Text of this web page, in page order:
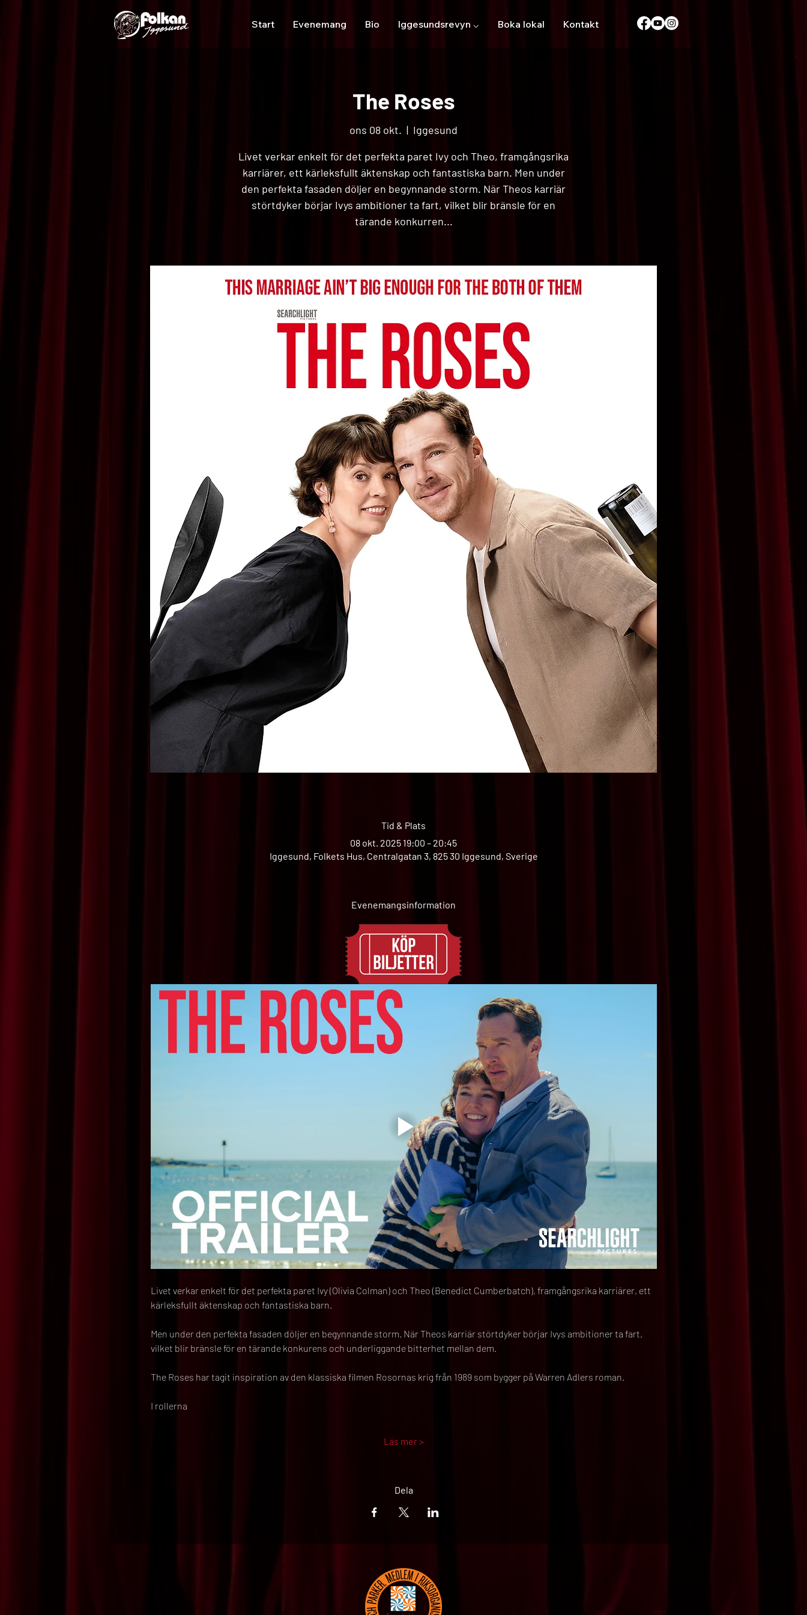
Start Evenemang Bio Iggesundsrevyn ⌵ Boka lokal Kontakt
The Roses
ons 08 okt.
  |
Iggesund
Livet verkar enkelt för det perfekta paret Ivy och Theo, framgångsrika
karriärer, ett kärleksfullt äktenskap och fantastiska barn. Men under
den perfekta fasaden döljer en begynnande storm. När Theos karriär
störtdyker börjar Ivys ambitioner ta fart, vilket blir bränsle för en
tärande konkurren...
Tid & Plats
08 okt. 2025 19:00 – 20:45
Iggesund, Folkets Hus, Centralgatan 3, 825 30 Iggesund, Sverige
Evenemangsinformation
Livet verkar enkelt för det perfekta paret Ivy (Olivia Colman) och Theo (Benedict Cumberbatch), framgångsrika karriärer, ett
kärleksfullt äktenskap och fantastiska barn.
Men under den perfekta fasaden döljer en begynnande storm. När Theos karriär störtdyker börjar Ivys ambitioner ta fart,
vilket blir bränsle för en tärande konkurens och underliggande bitterhet mellan dem.
The Roses har tagit inspiration av den klassiska filmen Rosornas krig från 1989 som bygger på Warren Adlers roman.
I rollerna
Läs mer >
Dela